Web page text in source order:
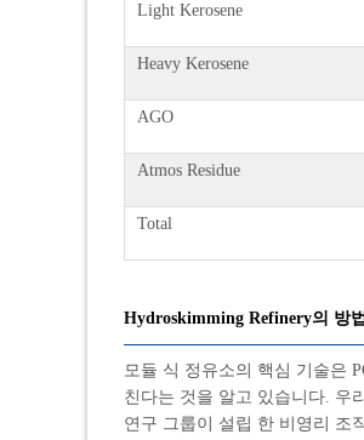
Light Kerosene
Heavy Kerosene
AGO
Atmos Residue
Total
Hydroskimming Refinery의 방
모듈 식 정유소의 핵심 기술은
친다는 것을 알고 있습니다. 우
연구 그룹이 설립 한 비영리 조